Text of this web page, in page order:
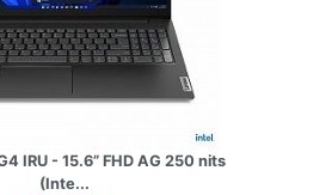
IRU - 15.6” FHD AG 250 nits
(Inte...